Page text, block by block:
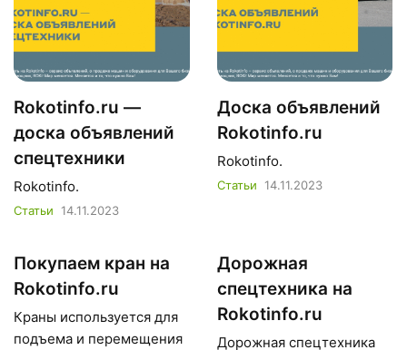
Rokotinfo.ru —
доска объявлений
спецтехники
Rokotinfo.
Статьи 14.11.2023
Доска объявлений
Rokotinfo.ru
Rokotinfo.
Статьи 14.11.2023
Покупаем кран на
Rokotinfo.ru
Краны используется для
подъема и перемещения
Дорожная
спецтехника на
Rokotinfo.ru
Дорожная спецтехника